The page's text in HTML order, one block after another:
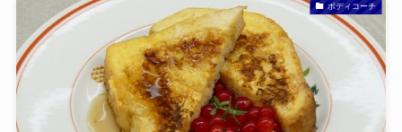
ボディコーチ